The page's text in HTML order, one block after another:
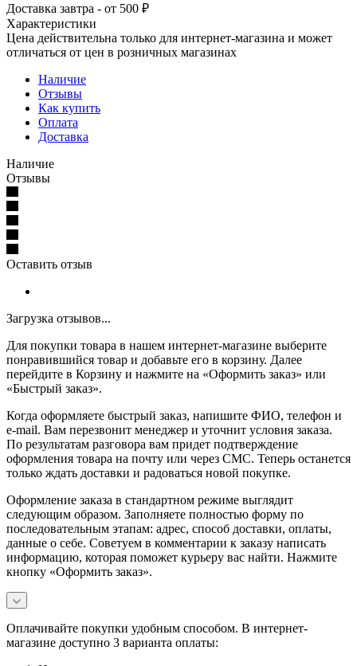
Доставка завтра - от 500 ₽
Характеристики
Цена действительна только для интернет-магазина и может
отличаться от цен в розничных магазинах
Наличие
Отзывы
Как купить
Оплата
Доставка
Наличие
Отзывы
Оставить отзыв
Загрузка отзывов...
Для покупки товара в нашем интернет-магазине выберите
понравившийся товар и добавьте его в корзину. Далее
перейдите в Корзину и нажмите на «Оформить заказ» или
«Быстрый заказ».
Когда оформляете быстрый заказ, напишите ФИО, телефон и
e-mail. Вам перезвонит менеджер и уточнит условия заказа.
По результатам разговора вам придет подтверждение
оформления товара на почту или через СМС. Теперь останется
только ждать доставки и радоваться новой покупке.
Оформление заказа в стандартном режиме выглядит
следующим образом. Заполняете полностью форму по
последовательным этапам: адрес, способ доставки, оплаты,
данные о себе. Советуем в комментарии к заказу написать
информацию, которая поможет курьеру вас найти. Нажмите
кнопку «Оформить заказ».
Оплачивайте покупки удобным способом. В интернет-
магазине доступно 3 варианта оплаты: